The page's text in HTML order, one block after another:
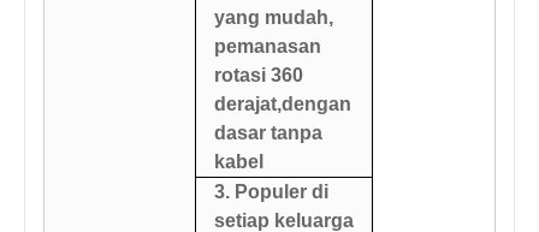
yang mudah,
pemanasan
rotasi 360
derajat,dengan
dasar tanpa
kabel
3. Populer di
setiap keluarga